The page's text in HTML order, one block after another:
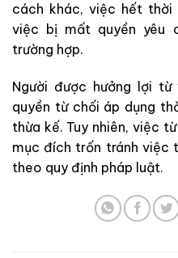
cách khác, việc hết thời
việc bị mất quyền yêu
trường hợp.
Người được hưởng lợi
quyền từ chối áp dụng
thừa kế. Tuy nhiên, việc
mục đích trốn tránh việc
theo quy định pháp luật.